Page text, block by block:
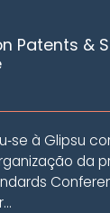
Patents &
à Glipsu
da